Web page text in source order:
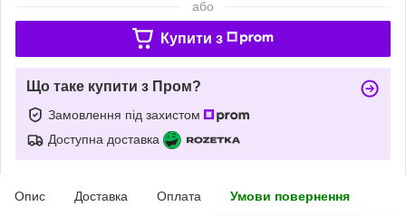
або
Купити з
Що таке купити з Пром?
Замовлення під захистом
Доступна доставка
Опис Доставка Оплата Умови повернення